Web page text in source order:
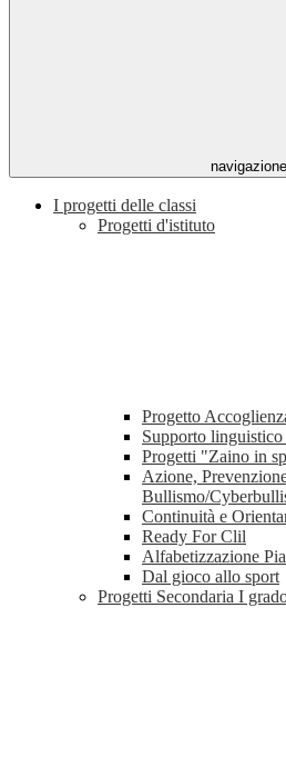
navigazione
I progetti delle classi
Progetti d'istituto
Progetto
Supporto
Progetti "Zaino in
Azione,
Bullismo/
Continuità e
Ready For Clil
Alfabetizzazione
Dal gioco allo sport
Progetti Secondaria I